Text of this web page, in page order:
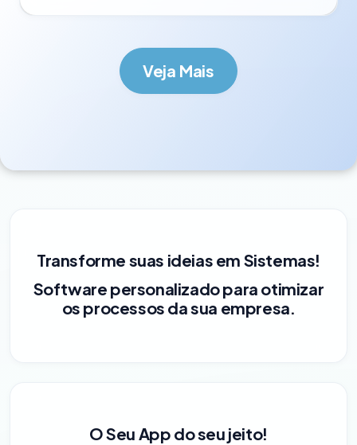
Veja Mais
Transforme suas ideias em Sistemas!
Software personalizado para otimizar
os processos da sua empresa.
O Seu App do seu jeito!